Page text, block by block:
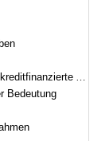
Ausgaben
Bedeutung